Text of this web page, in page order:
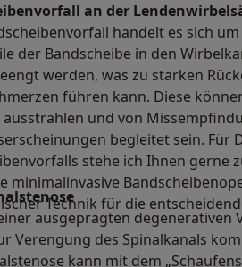
an der
handelt es sich
der Bandscheibe in den
werden, was zu starken
führen kann. Diese
ausstrahlen und von
begleitet sein. Für
stehe ich Ihnen gerne
minimalinvasive
Technik für die
ausgeprägten
Verengung des Spinalkanals
kann mit dem